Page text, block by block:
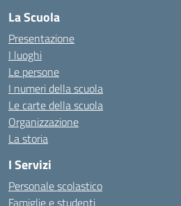
La Scuola
Presentazione
I luoghi
Le persone
I numeri della scuola
Le carte della scuola
Organizzazione
La storia
I Servizi
Personale scolastico
Famiglie e studenti